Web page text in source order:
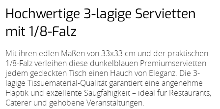
Hochwertige 3-lagige Servietten
mit 1/8-Falz
Mit ihren edlen Maßen von 33x33 cm und der praktischen
1/8-Falz verleihen diese dunkelblauen Premiumservietten
jedem gedeckten Tisch einen Hauch von Eleganz. Die 3-
lagige Tissuematerial-Qualität garantiert eine angenehme
Haptik und exzellente Saugfähigkeit – ideal für Restaurants,
Caterer und gehobene Veranstaltungen.